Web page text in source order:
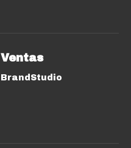
Ventas
BrandStudio